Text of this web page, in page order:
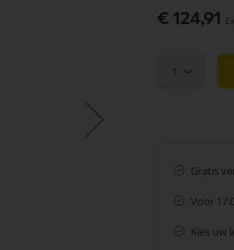
€ 124,91
1
Gratis
Voor
Kies uw